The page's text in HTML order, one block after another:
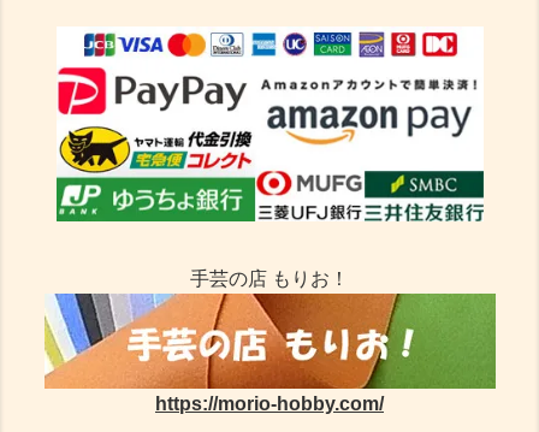
手芸の店 もりお！
https://morio-hobby.com/